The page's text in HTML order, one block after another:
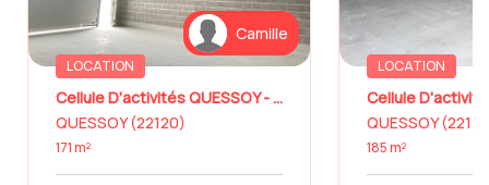
Camille
LOCATION
Cellule D'activités QUESSOY - 171m²
QUESSOY (22120)
171 m²
LOCATION
Cellule
QUESSOY
185 m²